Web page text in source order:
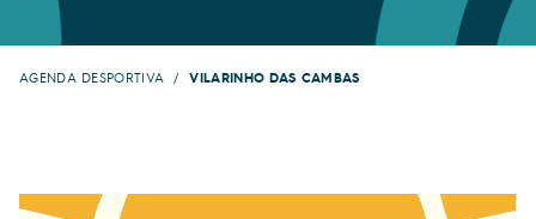
AGENDA DESPORTIVA VILARINHO DAS CAMBAS